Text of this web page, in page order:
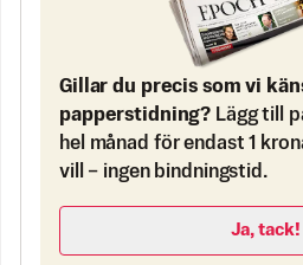
Gillar du precis som vi
papperstidning? Lägg till
hel månad för endast 1
vill – ingen bindningstid.
Ja, tack!